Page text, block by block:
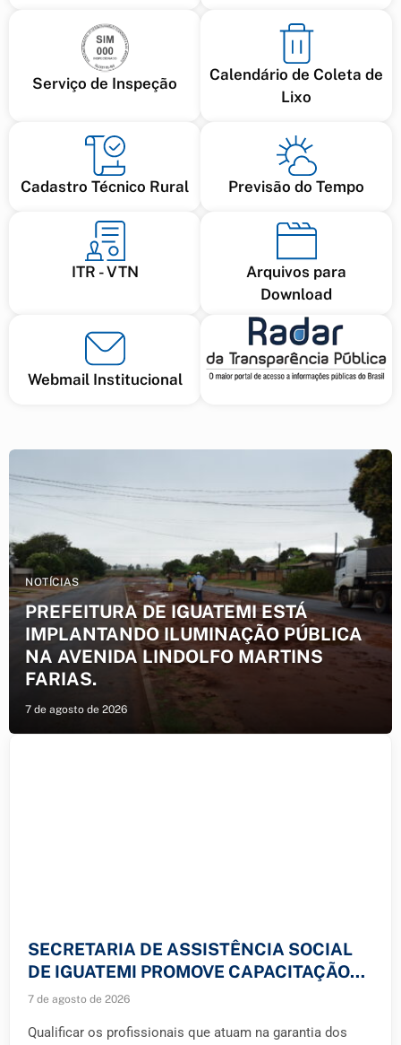
Serviço de Inspeção
Calendário de Coleta de
Lixo
Cadastro Técnico Rural Previsão do Tempo
ITR - VTN
Arquivos para
Download
Webmail Institucional
NOTÍCIAS
PREFEITURA DE IGUATEMI ESTÁ
IMPLANTANDO ILUMINAÇÃO PÚBLICA
NA AVENIDA LINDOLFO MARTINS
FARIAS.
7 de agosto de 2026
SECRETARIA DE ASSISTÊNCIA SOCIAL
DE IGUATEMI PROMOVE CAPACITAÇÃO
PARA A REDE DE ATENDIMENTO ÀS
7 de agosto de 2026
Qualificar os profissionais que atuam na garantia dos